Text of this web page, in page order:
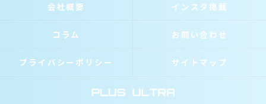
会社概要 インスタ掲載
コラム お問い合わせ
プライバシーポリシー サイトマップ